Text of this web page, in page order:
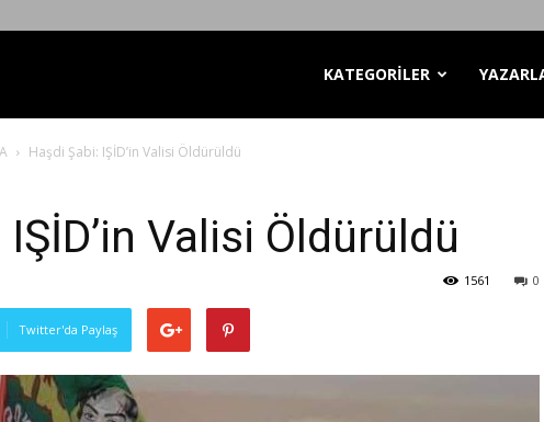
KATEGORİLER
Haşdi Şabi: IŞİD’in Valisi Öldürüldü
Valisi Öldürüldü
0
1561
Twitter'da Paylaş